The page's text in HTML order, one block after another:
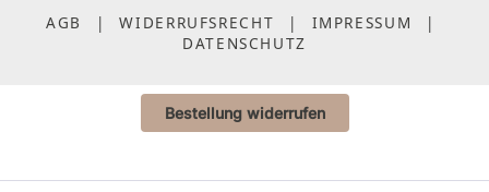
AGB | WIDERRUFSRECHT | IMPRESSUM
|
DATENSCHUTZ
Bestellung widerrufen